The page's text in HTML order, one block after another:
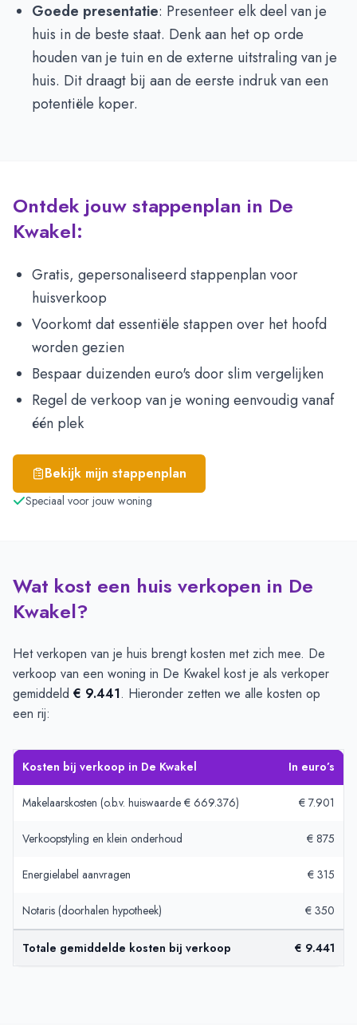
Goede presentatie: Presenteer elk deel van je
huis in de beste staat. Denk aan het op orde
houden van je tuin en de externe uitstraling van je
huis. Dit draagt bij aan de eerste indruk van een
potentiële koper.
Ontdek jouw stappenplan in De
Kwakel:
Gratis, gepersonaliseerd stappenplan voor
huisverkoop
Voorkomt dat essentiële stappen over het hoofd
worden gezien
Bespaar duizenden euro's door slim vergelijken
Regel de verkoop van je woning eenvoudig vanaf
één plek
Bekijk mijn stappenplan
Speciaal voor jouw woning
Wat kost een huis verkopen in De
Kwakel?
Het verkopen van je huis brengt kosten met zich mee. De
verkoop van een woning in De Kwakel kost je als verkoper
gemiddeld € 9.441. Hieronder zetten we alle kosten op
een rij:
Kosten bij verkoop in De Kwakel In euro’s
Makelaarskosten (o.b.v. huiswaarde € 669.376) € 7.901
Verkoopstyling en klein onderhoud € 875
Energielabel aanvragen € 315
Notaris (doorhalen hypotheek) € 350
Totale gemiddelde kosten bij verkoop € 9.441